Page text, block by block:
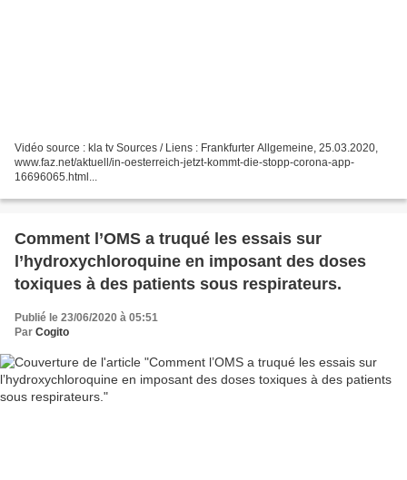
Vidéo source : kla tv Sources / Liens : Frankfurter Allgemeine, 25.03.2020,
www.faz.net/aktuell/in-oesterreich-jetzt-kommt-die-stopp-corona-app-
16696065.html...
Comment l’OMS a truqué les essais sur
l’hydroxychloroquine en imposant des doses
toxiques à des patients sous respirateurs.
Publié le 23/06/2020 à 05:51
Par Cogito